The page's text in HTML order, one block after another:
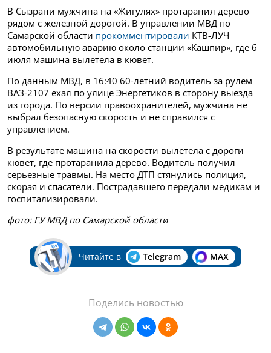
В Сызрани мужчина на «Жигулях» протаранил дерево
рядом с железной дорогой. В управлении МВД по
Самарской области прокомментировали КТВ-ЛУЧ
автомобильную аварию около станции «Кашпир», где 6
июля машина вылетела в кювет.
По данным МВД, в 16:40 60-летний водитель за рулем
ВАЗ-2107 ехал по улице Энергетиков в сторону выезда
из города. По версии правоохранителей, мужчина не
выбрал безопасную скорость и не справился с
управлением.
В результате машина на скорости вылетела с дороги
кювет, где протаранила дерево. Водитель получил
серьезные травмы. На место ДТП стянулись полиция,
скорая и спасатели. Пострадавшего передали медикам и
госпитализировали.
фото: ГУ МВД по Самарской области
Читайте в Telegram MAX
Поделись новостью